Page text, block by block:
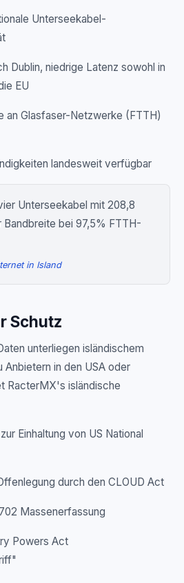
Unterseekabel-
Dublin, niedrige Latenz sowohl in
EU
an Glasfaser-Netzwerke (FTTH)
landesweit verfügbar
Unterseekabel mit 208,8
Bandbreite bei 97,5% FTTH-
in Island
Schutz
unterliegen isländischem
Anbietern in den USA oder
RacterMX's isländische
Einhaltung von US National
durch den CLOUD Act
Massenerfassung
Powers Act